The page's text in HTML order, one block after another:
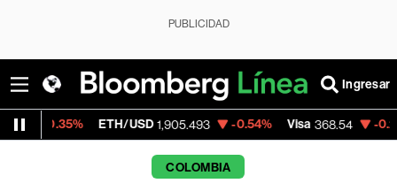
PUBLICIDAD
Ingresar
ETH/USD 1,905.493 -0.54% Visa 368.54 -0.28%
COLOMBIA